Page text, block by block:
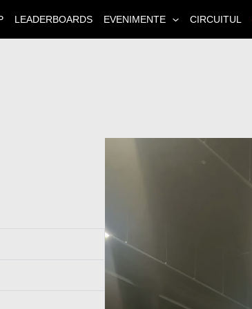
LEADERBOARDS EVENIMENTE CIRCUITUL